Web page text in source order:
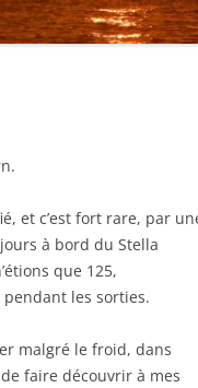
et c’est fort rare, par
à bord du Stella
que 125,
les sorties.
malgré le froid, dans
faire découvrir à mes